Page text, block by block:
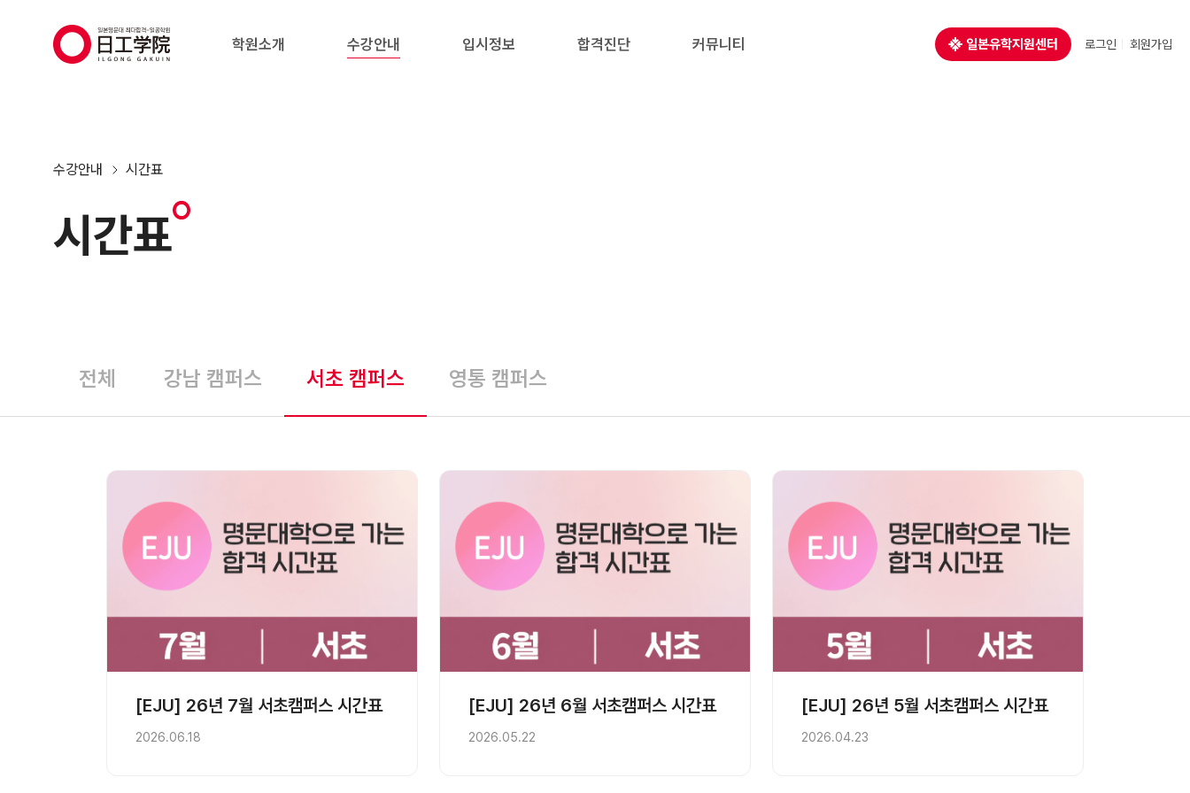
(주)지원에듀
학원소개 수강안내 입시정보 합격진단 커뮤니티 일본유학지원센터 로그인 회원가입
수강안내 시간표
시간표
전체 강남 캠퍼스 서초 캠퍼스 영통 캠퍼스
[EJU] 26년 7월 서초캠퍼스 시간표
2026.06.18
[EJU] 26년 6월 서초캠퍼스 시간표
2026.05.22
[EJU] 26년 5월 서초캠퍼스 시간표
2026.04.23